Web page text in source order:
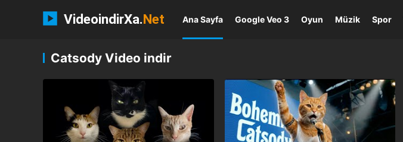
VideoindirXa.Net Ana Sayfa Google Veo 3 Oyun Müzik Spor
Catsody Video indir